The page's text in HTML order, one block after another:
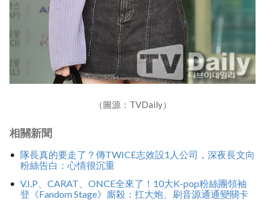
（圖源：TVDaily）
相關新聞
隊長真的要走了？傳TWICE志效設1人公司，深夜長文向
粉絲告白：心情很沉重
V.I.P、CARAT、ONCE全來了！10大K-pop粉絲團領袖
登《Fandom Stage》廝殺：扛大炮、刷音源通通變關卡